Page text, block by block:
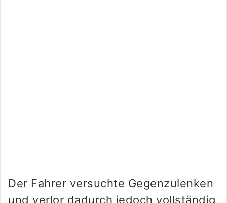
Der Fahrer versuchte Gegenzulenken
und verlor dadurch jedoch vollständig